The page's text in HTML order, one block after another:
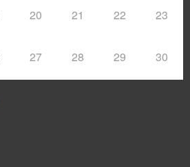
20 21 22 23
27 28 29 30